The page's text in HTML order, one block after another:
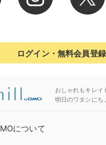
ログイン・無料会員登録
おしゃれもキレイ
明日のワタシにち
について